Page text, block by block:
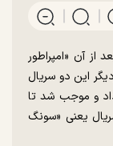
آن «امپراطور
این دو سریال
و موجب شد تا
یعنی «سونگ